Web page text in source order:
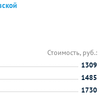
Стоимость, руб.:
1309
1485
1730